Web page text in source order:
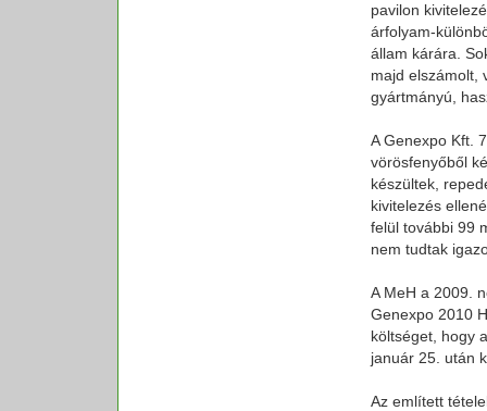
pavilon
árfolyam-
állam kárára.
majd elszámolt,
gyártmányú,
A Genexpo Kft.
vörösfenyőből
készültek,
kivitelezés
felül további 99
nem tudtak
A MeH a 2009.
Genexpo 2010
költséget, hogy
január 25. után
Az említett